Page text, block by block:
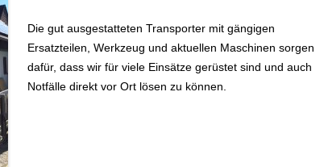
Die gut ausgestatteten Transporter mit gängigen
Ersatzteilen, Werkzeug und aktuellen Maschinen sorgen
dafür, dass wir für viele Einsätze gerüstet sind und auch
Notfälle direkt vor Ort lösen zu können.